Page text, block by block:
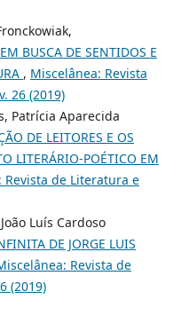
BUSCA DE SENTIDOS E
, Miscelânea: Revista
26 (2019)
Patrícia Aparecida
DE LEITORES E OS
LITERÁRIO-POÉTICO EM
Revista de Literatura e
Luís Cardoso
DE JORGE LUIS
Revista de
(2019)